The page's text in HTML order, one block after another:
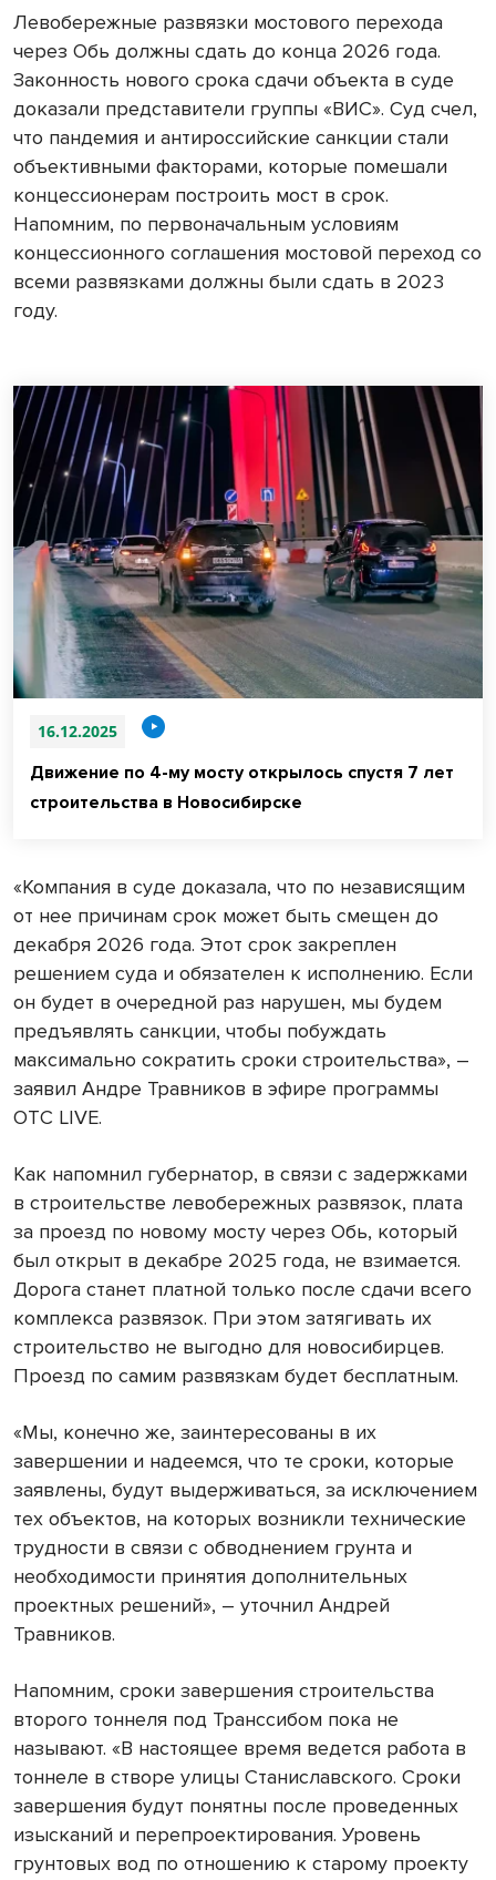
Левобережные развязки мостового перехода
через Обь должны сдать до конца 2026 года.
Законность нового срока сдачи объекта в суде
доказали представители группы «ВИС». Суд счел,
что пандемия и антироссийские санкции стали
объективными факторами, которые помешали
концессионерам построить мост в срок.
Напомним, по первоначальным условиям
концессионного соглашения мостовой переход со
всеми развязками должны были сдать в 2023
году.
16.12.2025
Движение по 4-му мосту открылось спустя 7 лет
строительства в Новосибирске
«Компания в суде доказала, что по независящим
от нее причинам срок может быть смещен до
декабря 2026 года. Этот срок закреплен
решением суда и обязателен к исполнению. Если
он будет в очередной раз нарушен, мы будем
предъявлять санкции, чтобы побуждать
максимально сократить сроки строительства», –
заявил Андре Травников в эфире программы
ОТС LIVE.
Как напомнил губернатор, в связи с задержками
в строительстве левобережных развязок, плата
за проезд по новому мосту через Обь, который
был открыт в декабре 2025 года, не взимается.
Дорога станет платной только после сдачи всего
комплекса развязок. При этом затягивать их
строительство не выгодно для новосибирцев.
Проезд по самим развязкам будет бесплатным.
«Мы, конечно же, заинтересованы в их
завершении и надеемся, что те сроки, которые
заявлены, будут выдерживаться, за исключением
тех объектов, на которых возникли технические
трудности в связи с обводнением грунта и
необходимости принятия дополнительных
проектных решений», – уточнил Андрей
Травников.
Напомним, сроки завершения строительства
второго тоннеля под Транссибом пока не
называют. «В настоящее время ведется работа в
тоннеле в створе улицы Станиславского. Сроки
завершения будут понятны после проведенных
изысканий и перепроектирования. Уровень
грунтовых вод по отношению к старому проекту